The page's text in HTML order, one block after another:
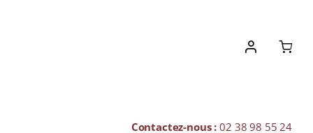
Contactez-nous :02 38 98 55 24